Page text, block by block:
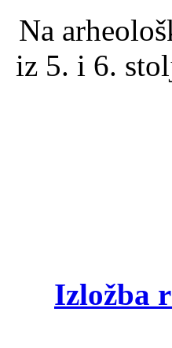
Na
iz 5. i 6.
Izložba